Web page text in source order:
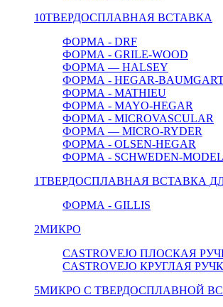
10ТВЕРДОСПЛАВНАЯ ВСТАВКА
ФОРМА - DRF
ФОРМА - GRILE-WOOD
ФОРМА — HALSEY
ФОРМА - HEGAR-
ФОРМА - MATHIEU
ФОРМА - MAYO-HEGAR
ФОРМА - MICROVASCULAR
ФОРМА — MICRO-RYDER
ФОРМА - OLSEN-HEGAR
ФОРМА - SCHWEDEN-MODEL
1ТВЕРДОСПЛАВНАЯ ВСТАВКА
ФОРМА - GILLIS
2МИКРО
CASTROVEJO ПЛОСКАЯ
CASTROVEJO КРУГЛАЯ
5МИКРО С ТВЕРДОСПЛАВНОЙ